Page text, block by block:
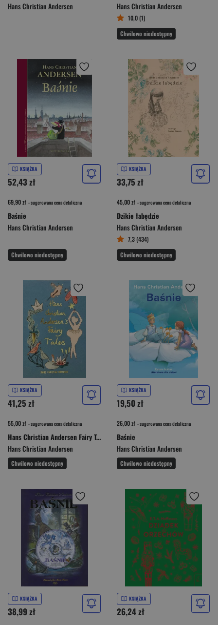
Hans Christian Andersen
Hans Christian Andersen
10,0 (1)
Chwilowo niedostępny
KSIĄŻKA
52,43 zł
69,90 zł - sugerowana cena detaliczna
Baśnie
Hans Christian Andersen
Chwilowo niedostępny
KSIĄŻKA
33,75 zł
45,00 zł - sugerowana cena detaliczna
Dzikie łabędzie
Hans Christian Andersen
7,3 (434)
Chwilowo niedostępny
KSIĄŻKA
41,25 zł
55,00 zł - sugerowana cena detaliczna
Hans Christian Andersen Fairy Tales. Wordsworth Collector's Editions wer. angielska
Hans Christian Andersen
Chwilowo niedostępny
KSIĄŻKA
19,50 zł
26,00 zł - sugerowana cena detaliczna
Baśnie
Hans Christian Andersen
Chwilowo niedostępny
KSIĄŻKA
38,99 zł
KSIĄŻKA
26,24 zł